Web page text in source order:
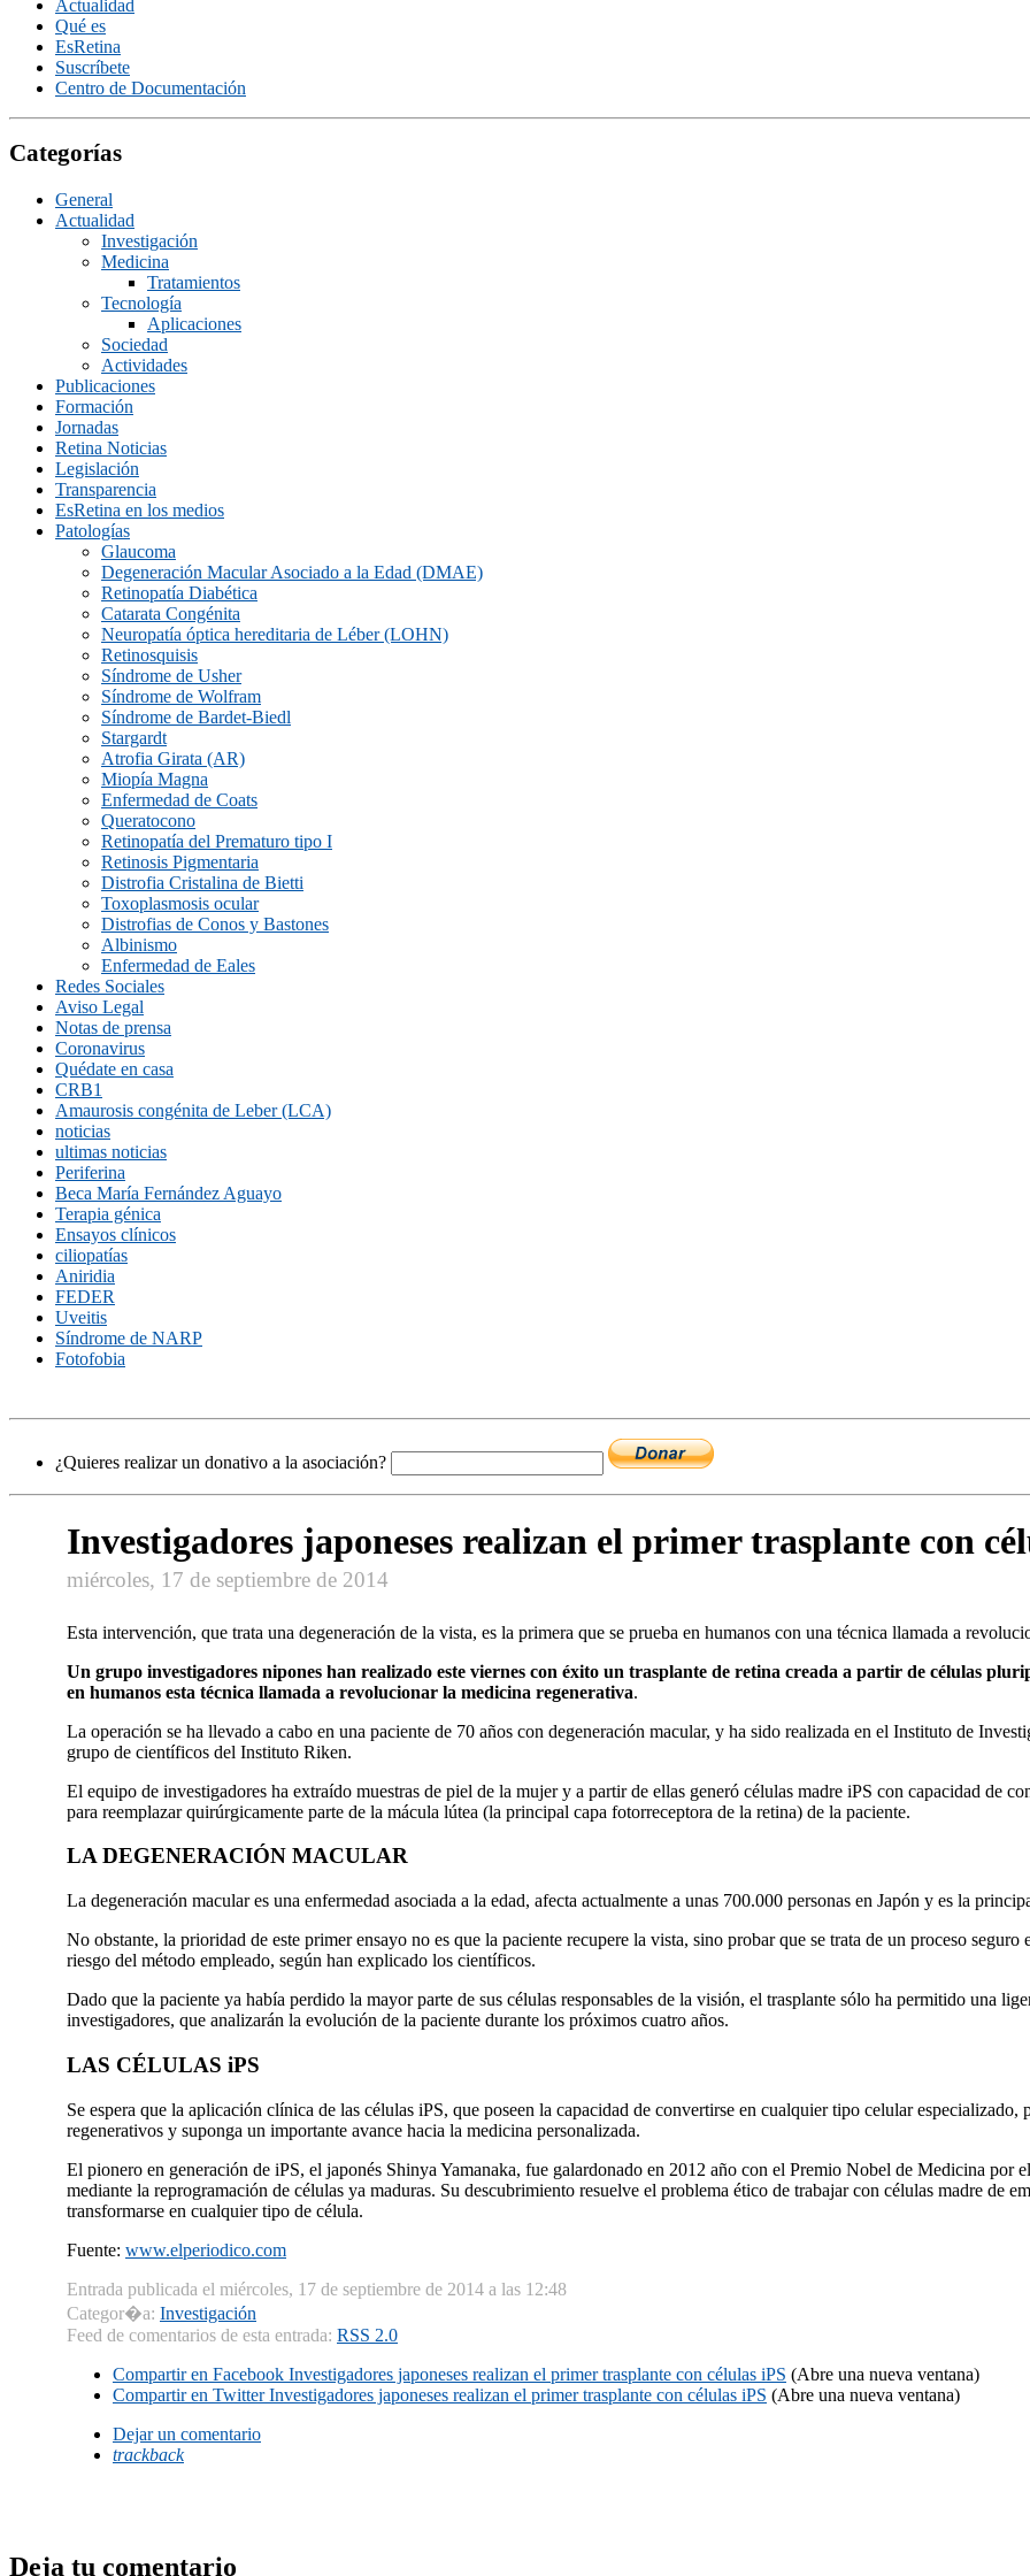
Actualidad
Qué es
EsRetina
Suscrí­bete
Centro de Documentación
Categorías
General
Actualidad
Investigación
Medicina
Tratamientos
Tecnologí­a
Aplicaciones
Sociedad
Actividades
Publicaciones
Formación
Jornadas
Retina Noticias
Legislación
Transparencia
EsRetina en los medios
Patologías
Glaucoma
Degeneración Macular Asociado a la Edad (DMAE)
Retinopatía Diabética
Catarata Congénita
Neuropatí­a óptica hereditaria de Léber (LOHN)
Retinosquisis
Síndrome de Usher
Síndrome de Wolfram
Síndrome de Bardet-Biedl
Stargardt
Atrofia Girata (AR)
Miopía Magna
Enfermedad de Coats
Queratocono
Retinopatí­a del Prematuro tipo I
Retinosis Pigmentaria
Distrofia Cristalina de Bietti
Toxoplasmosis ocular
Distrofias de Conos y Bastones
Albinismo
Enfermedad de Eales
Redes Sociales
Aviso Legal
Notas de prensa
Coronavirus
Quédate en casa
CRB1
Amaurosis congénita de Leber (LCA)
noticias
ultimas noticias
Periferina
Beca María Fernández Aguayo
Terapia génica
Ensayos clínicos
ciliopatías
Aniridia
FEDER
Uveitis
Síndrome de NARP
Fotofobia
¿Quieres realizar un donativo a la asociación?
Investigadores japoneses realizan el primer trasplante con
miércoles, 17 de septiembre de 2014
Esta intervención, que trata una degeneración de la vista, es la primera que se prueba en humanos con una técnica llamada a
Un grupo investigadores nipones han realizado este viernes con éxito un trasplante de retina creada a partir de células
en humanos esta técnica llamada a revolucionar la medicina regenerativa.
La operación se ha llevado a cabo en una paciente de 70 años con degeneración macular, y ha sido realizada en el Instituto de
grupo de científicos del Instituto Riken.
El equipo de investigadores ha extraído muestras de piel de la mujer y a partir de ellas generó células madre iPS con capacidad de
para reemplazar quirúrgicamente parte de la mácula lútea (la principal capa fotorreceptora de la retina) de la paciente.
LA DEGENERACIÓN MACULAR
La degeneración macular es una enfermedad asociada a la edad, afecta actualmente a unas 700.000 personas en Japón y es la
No obstante, la prioridad de este primer ensayo no es que la paciente recupere la vista, sino probar que se trata de un proceso
riesgo del método empleado, según han explicado los científicos.
Dado que la paciente ya había perdido la mayor parte de sus células responsables de la visión, el trasplante sólo ha permitido una
investigadores, que analizarán la evolución de la paciente durante los próximos cuatro años.
LAS CÉLULAS iPS
Se espera que la aplicación clínica de las células iPS, que poseen la capacidad de convertirse en cualquier tipo celular
regenerativos y suponga un importante avance hacia la medicina personalizada.
El pionero en generación de iPS, el japonés Shinya Yamanaka, fue galardonado en 2012 año con el Premio Nobel de Medicina por
mediante la reprogramación de células ya maduras. Su descubrimiento resuelve el problema ético de trabajar con células madre de
transformarse en cualquier tipo de célula.
Fuente: www.elperiodico.com
Entrada publicada el miércoles, 17 de septiembre de 2014 a las 12:48
Categor�a: Investigación
Feed de comentarios de esta entrada: RSS 2.0
Compartir en Facebook Investigadores japoneses realizan el primer trasplante con células iPS (Abre una nueva ventana)
Compartir en TwitterInvestigadores japoneses realizan el primer trasplante con células iPS (Abre una nueva ventana)
Dejar un comentario
trackback
Deja tu comentario